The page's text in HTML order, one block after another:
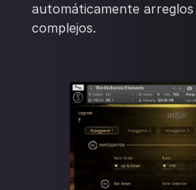
automáticamente
complejos.